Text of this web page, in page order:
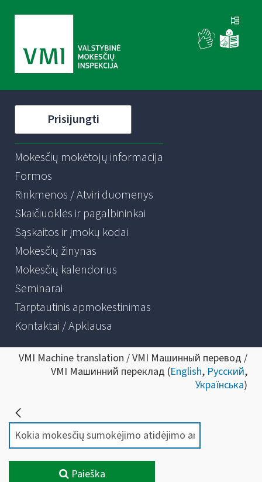
Prisijungti
Mokesčių mokėtojų informacija
Formos
Rinkmenos / Atviri duomenys
Skaičiuoklės ir pagalbininkai
Sąskaitos ir įmokų kodai
Mokesčių žinynas
Mokesčių kalendorius
Seminarai
Tarptautinis apmokestinimas
Kontaktai / Apklausa
VMI Machine translation / VMI Машинный перевод /
VMI Машинний переклад (English, Русский,
Українська)
Paieška